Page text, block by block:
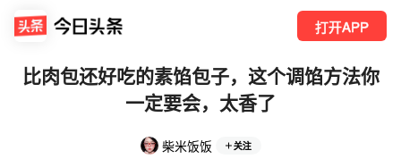
打开APP
比肉包还好吃的素馅包子，这个调馅方法你
一定要会，太香了
柴米饭饭 关注